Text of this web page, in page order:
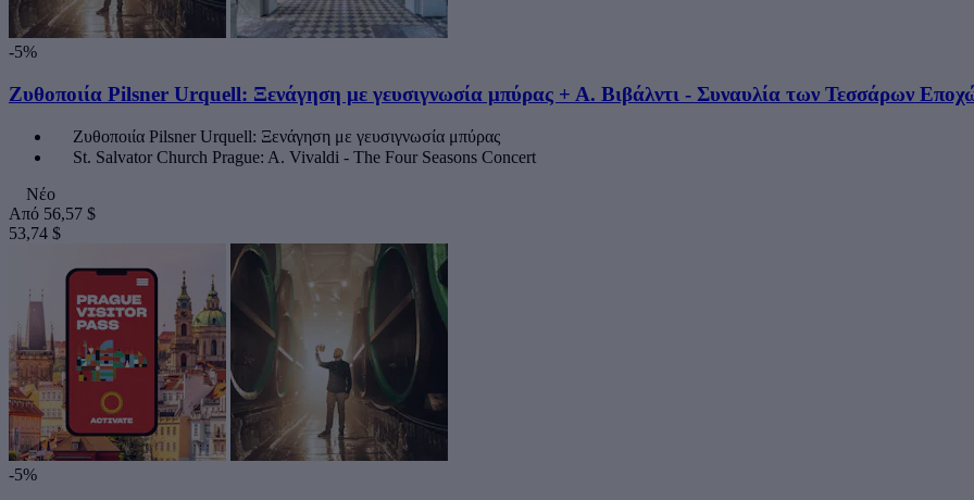
-5%
Ζυθοποιία Pilsner Urquell: Ξενάγηση με γευσιγνωσία μπύρας + Α. Βιβάλντι - Συναυλία των Τεσσάρων
Ζυθοποιία Pilsner Urquell: Ξενάγηση με γευσιγνωσία μπύρας
St. Salvator Church Prague: A. Vivaldi - The Four Seasons Concert
Νέο
Από 56,57 $
53,74 $
-5%